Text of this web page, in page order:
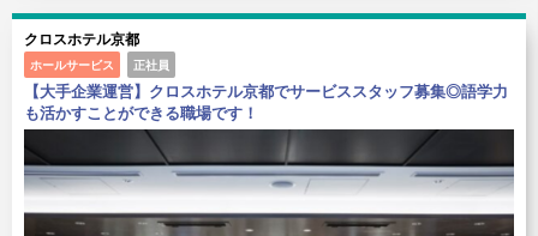
クロスホテル京都
ホールサービス 正社員
【大手企業運営】クロスホテル京都でサービススタッフ募集◎語学力
も活かすことができる職場です！